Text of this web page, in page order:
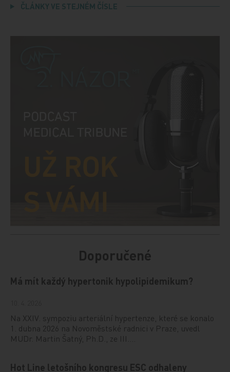
ČLÁNKY VE STEJNÉM ČÍSLE
Doporučené
Má mít každý hypertonik hypolipidemikum?
Na XXIV. sympoziu arteriální hypertenze, které se konalo
1. dubna 2026 na Novoměstské radnici v Praze, uvedl
MUDr. Martin Šatný, Ph.D., ze III.…
Hot Line letošního kongresu ESC odhaleny